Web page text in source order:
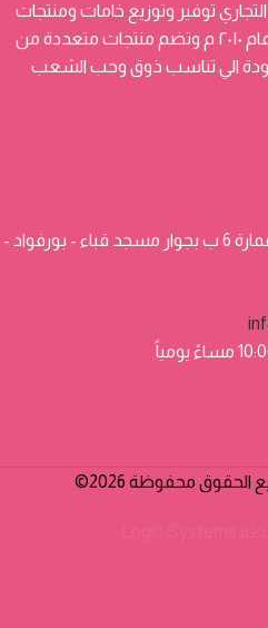
توفير وتوزيع خامات ومنتجات
شركات الحلواني والكافيهات من عام ٢٠١٠ م وتضم منتجات متعددة من
الي تناسب ذوق وحب الشعب
عنوان المحل : مساكن البحيري عمارة 6 ب بجوار مسجد قباء - بورفواد -